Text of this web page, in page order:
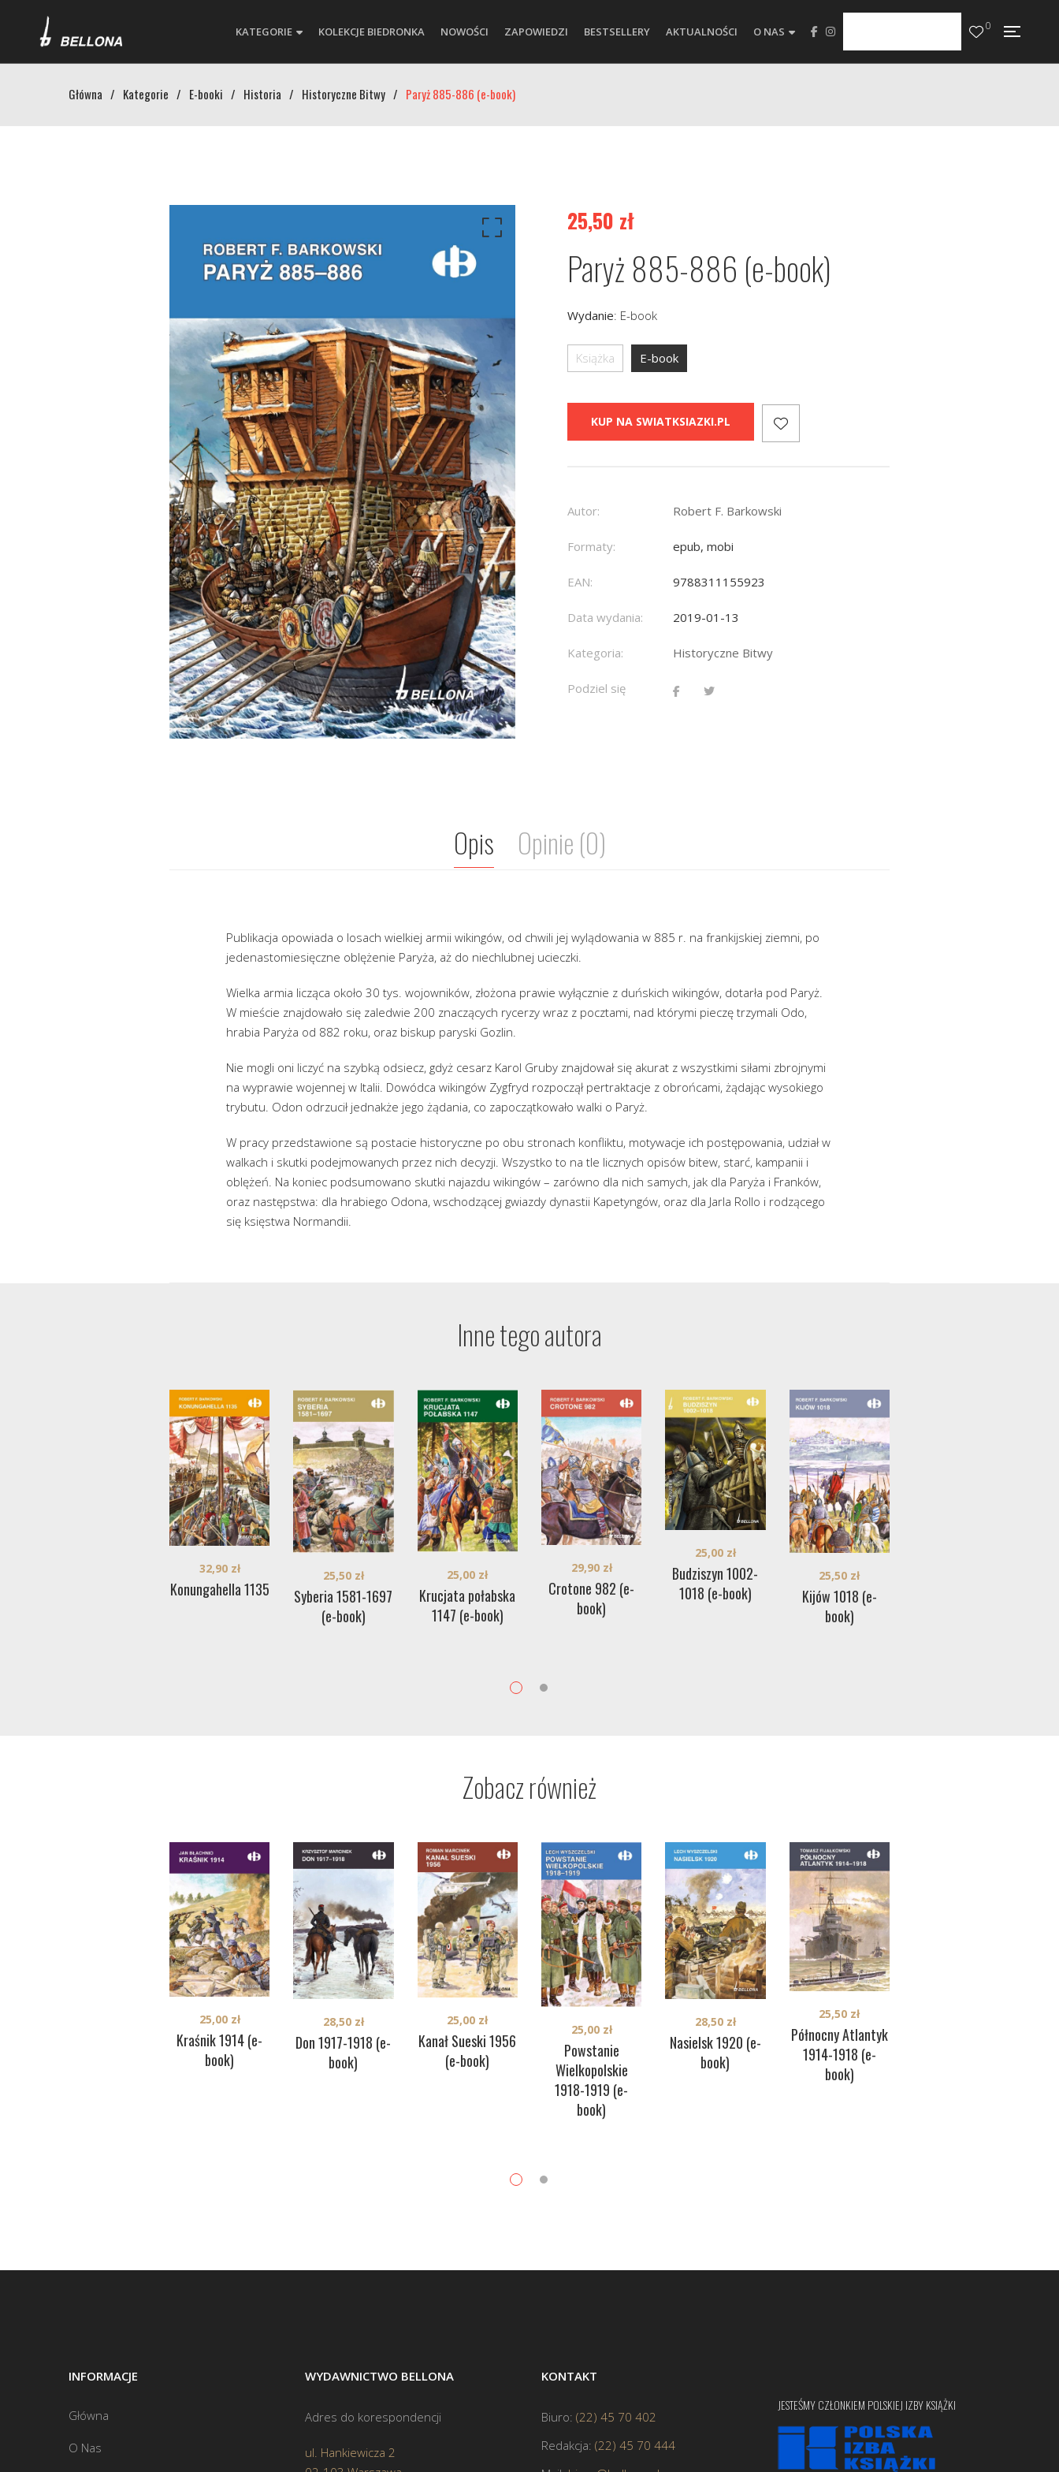
KATEGORIE KOLEKCJE BIEDRONKA NOWOŚCI ZAPOWIEDZI BESTSELLERY AKTUALNOŚCI O NAS 0
Główna / Kategorie / E-booki / Historia / Historyczne Bitwy / Paryż 885-886 (e-book)
25,50 zł
Paryż 885-886 (e-book)
Wydanie: E-book
Książka E-book
KUP NA SWIATKSIAZKI.PL
Autor: Robert F. Barkowski
Formaty: epub, mobi
EAN: 9788311155923
Data wydania: 2019-01-13
Kategoria: Historyczne Bitwy
Podziel się
Opis Opinie (0)
Publikacja opowiada o losach wielkiej armii wikingów, od chwili jej wylądowania w 885 r. na frankijskiej ziemni, po
jedenastomiesięczne oblężenie Paryża, aż do niechlubnej ucieczki.
Wielka armia licząca około 30 tys. wojowników, złożona prawie wyłącznie z duńskich wikingów, dotarła pod Paryż.
W mieście znajdowało się zaledwie 200 znaczących rycerzy wraz z pocztami, nad którymi pieczę trzymali Odo,
hrabia Paryża od 882 roku, oraz biskup paryski Gozlin.
Nie mogli oni liczyć na szybką odsiecz, gdyż cesarz Karol Gruby znajdował się akurat z wszystkimi siłami zbrojnymi
na wyprawie wojennej w Italii. Dowódca wikingów Zygfryd rozpoczął pertraktacje z obrońcami, żądając wysokiego
trybutu. Odon odrzucił jednakże jego żądania, co zapoczątkowało walki o Paryż.
W pracy przedstawione są postacie historyczne po obu stronach konfliktu, motywacje ich postępowania, udział w
walkach i skutki podejmowanych przez nich decyzji. Wszystko to na tle licznych opisów bitew, starć, kampanii i
oblężeń. Na koniec podsumowano skutki najazdu wikingów – zarówno dla nich samych, jak dla Paryża i Franków,
oraz następstwa: dla hrabiego Odona, wschodzącej gwiazdy dynastii Kapetyngów, oraz dla Jarla Rollo i rodzącego
się księstwa Normandii.
Inne tego autora
Konungahella 1135
32,90 zł
Syberia 1581-1697
(e-book)
25,50 zł
Krucjata połabska
1147 (e-book)
25,00 zł
Crotone 982 (e-
book)
29,90 zł
Budziszyn 1002-
1018 (e-book)
25,00 zł
Kijów 1018 (e-
book)
25,50 zł
Zobacz również
Kraśnik 1914 (e-
book)
25,00 zł
Don 1917-1918 (e-
book)
28,50 zł
Kanał Sueski 1956
(e-book)
25,00 zł
Powstanie
Wielkopolskie
1918-1919 (e-
book)
25,00 zł
Nasielsk 1920 (e-
book)
28,50 zł
Północny Atlantyk
1914-1918 (e-
book)
25,50 zł
INFORMACJE
Główna
O Nas
WYDAWNICTWO BELLONA
Adres do korespondencji
ul. Hankiewicza 2
KONTAKT
Biuro: (22) 45 70 402
Redakcja: (22) 45 70 444
JESTEŚMY CZŁONKIEM POLSKIEJ IZBY KSIĄŻKI